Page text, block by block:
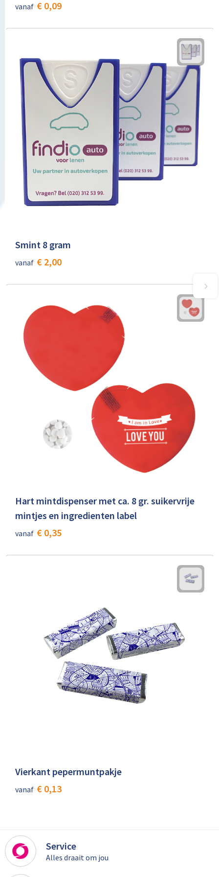
vanaf € 0,09
Smint 8 gram
vanaf € 2,00
Hart mintdispenser met ca. 8 gr. suikervrije
mintjes en ingredienten label
vanaf € 0,35
Vierkant pepermuntpakje
vanaf € 0,13
Service
Alles draait om jou